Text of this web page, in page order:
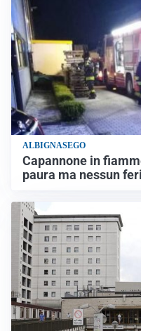
ALBIGNASEGO
Capannone in
paura ma nessun